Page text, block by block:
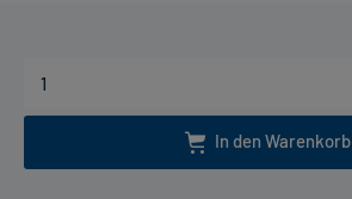
In den Warenkorb